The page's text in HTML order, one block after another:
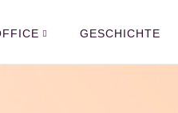
GESCHICHTE